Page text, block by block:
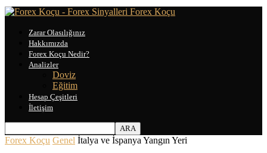
Forex Koçu
Zarar Olasılığınız
Hakkımızda
Forex Koçu Nedir?
Analizler
Doviz
Eğitim
Hesap Çeşitleri
İletişim
Forex Koçu Genel İtalya ve İspanya Yangın Yeri